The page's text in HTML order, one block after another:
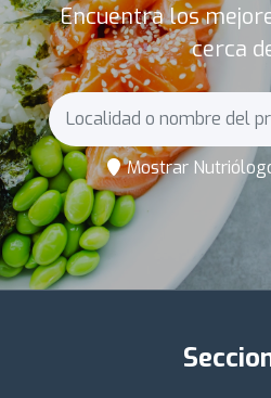
Encuentra los
cerca
Mostrar